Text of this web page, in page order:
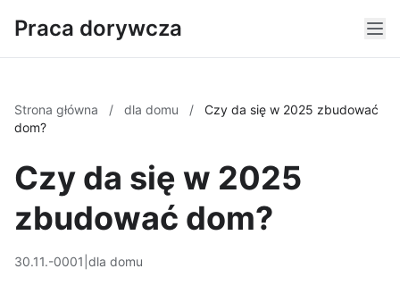
Praca dorywcza
Strona główna / dla domu /
Czy da się w 2025 zbudować
dom?
Czy da się w 2025
zbudować dom?
30.11.-0001 dla domu